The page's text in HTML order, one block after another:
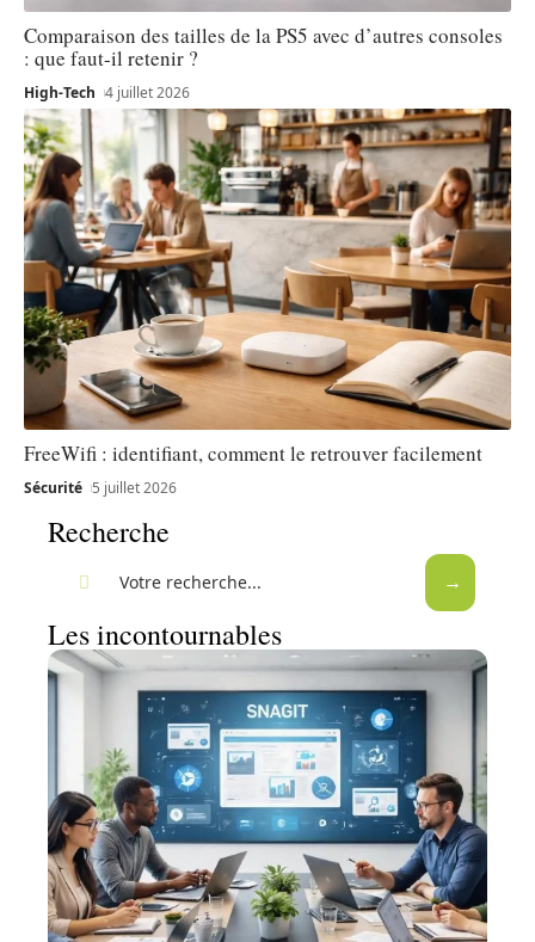
Comparaison des tailles de la PS5 avec d’autres consoles
: que faut-il retenir ?
High-Tech 4 juillet 2026
FreeWifi : identifiant, comment le retrouver facilement
Sécurité 5 juillet 2026
Recherche
Les incontournables